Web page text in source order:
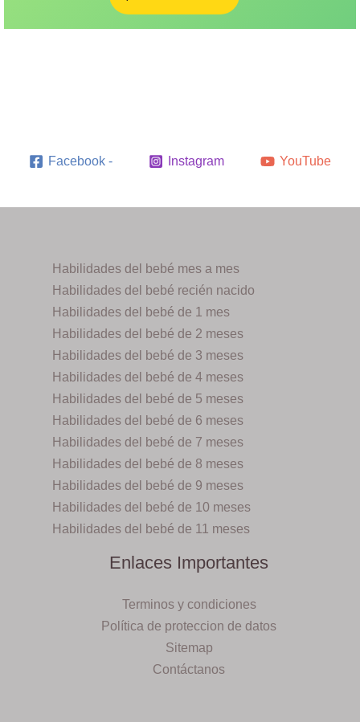
Facebook - Instagram YouTube
Habilidades del bebé mes a mes
Habilidades del bebé recién nacido
Habilidades del bebé de 1 mes
Habilidades del bebé de 2 meses
Habilidades del bebé de 3 meses
Habilidades del bebé de 4 meses
Habilidades del bebé de 5 meses
Habilidades del bebé de 6 meses
Habilidades del bebé de 7 meses
Habilidades del bebé de 8 meses
Habilidades del bebé de 9 meses
Habilidades del bebé de 10 meses
Habilidades del bebé de 11 meses
Enlaces Importantes
Terminos y condiciones
Política de proteccion de datos
Sitemap
Contáctanos